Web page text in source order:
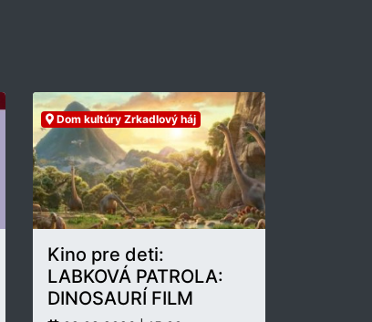
Dom kultúry Zrkadlový háj
Kino pre deti:
LABKOVÁ PATROLA:
DINOSAURÍ FILM